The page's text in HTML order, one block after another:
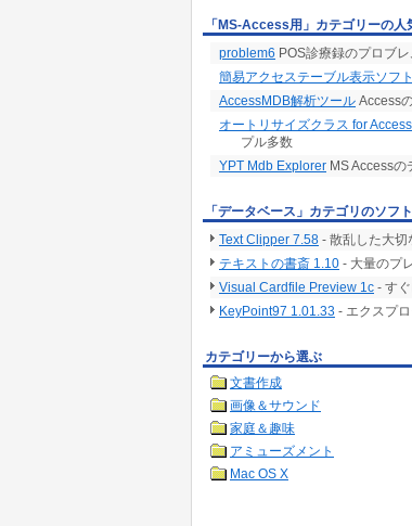
「MS-Access用」カテゴリーの人
problem6 POS診療録のプロブ
簡易アクセステーブル表示ソフト
AccessMDB解析ツール Access
オートリサイズクラス for
プル多数
YPT Mdb Explorer MS Access
「データベース」カテゴリのソフ
Text Clipper 7.58 - 散乱した大切
テキストの書斎 1.10 - 大量のプ
Visual Cardfile Preview 1c - す
KeyPoint97 1.01.33 - エクスプ
カテゴリーから選ぶ
文書作成
画像＆サウンド
家庭＆趣味
アミューズメント
Mac OS X